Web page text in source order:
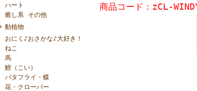
ハート
癒し系 その他
動植物
おにく♪おさかな♪大好き！
ねこ
馬
鯉（こい）
バタフライ・蝶
花・クローバー
商品コード：zCL-